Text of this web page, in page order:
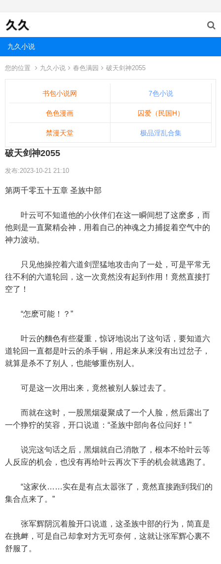
九久小说
您的位置 九久小说 春色满园 破天剑神2055
书包小说网 7色小说
色色漫画 囚爱（民国H）
禁漫天堂 极品淫乱合集
破天剑神2055
发布:2023-10-21 21:10
第两千零五十五章 圣族中部
叶云可不知道他的小伙伴们在这一瞬间想了这麽多，而
他则是一直聚精会神，用着自己的神魂之力捕捉着空气中的
神力波动。
只见他操控着六道剑罡猛地攻击向了一处，可是平常无
往不利的六道轮回，这一次竟然没有起到作用！竟然直接打
空了！
“怎麽可能！？”
叶云的麵色有些凝重，惊讶地说出了这句话，要知道六
道轮回一直都是叶云的杀手锏，用起来从来没有出过岔子，
就算是杀不了别人，也能够重伤别人。
可是这一次用出来，竟然被别人躲过去了。
而就在这时，一股黑烟凝聚成了一个人脸，然后露出了
一个狰狞的笑容，开口说道：“圣族中部向各位问好！”
说完这句话之后，黑烟就自己消散了，根本不给叶云等
人反应的机会，也没有再给叶云再次下手的机会就逃跑了。
“这家伙……实在是有点太嚣张了，竟然直接跑到我们的
集合点来了。”
张军辉阴沉着脸开口说道，这圣族中部的行为，简直是
在挑衅，可是自己却拿对方无可奈何，这就让张军辉心裏不
舒服了。